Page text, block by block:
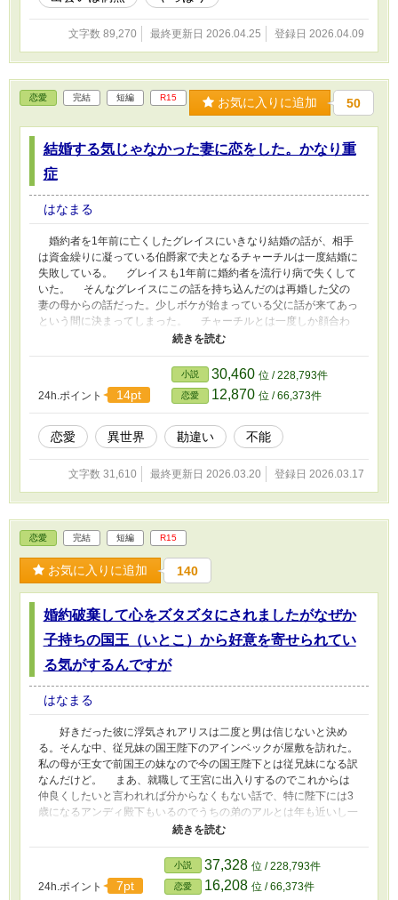
文字数 89,270 最終更新日 2026.04.25 登録日 2026.04.09
恋愛 完結 短編 R15 お気に入りに追加 50
結婚する気じゃなかった妻に恋をした。かなり重
症
はなまる
婚約者を1年前に亡くしたグレイスにいきなり結婚の話が、相手
は資金繰りに凝っている伯爵家で夫となるチャーチルは一度結婚に
失敗している。 グレイスも1年前に婚約者を流行り病で失くして
いた。 そんなグレイスにこの話を持ち込んだのは再婚した父の
妻の母からの話だった。少しボケが始まっている父に話が来てあっ
という間に決まってしまった。 チャーチルとは一度しか顔合わ
せしていなくて、その時言われたのが白い結婚にしようと言う話。
ええ、そっちが望むなら好都合とばかりに契約書を作りいざ、結
婚。 どうせチャーチルは外に愛人か女性がいるんだと思ったグ
レイスは干渉しない事にしようと決めていたがそんな影はないと兄
から聞かされた。 おまけにチャーチルのご両親は白い結婚だと
は思っていなくて孫の顔が早く見たいとか。まあ、この話は両親に
も秘密って事だろうけどどうするつもり？と思うとチャーチルがち
ゃんと両親に話しをしてくれた。もちろん白い結婚は内緒で。
そういうところは好感が持てた。 グレイスはそんな事より我が
オーブ子爵家は薬草や薬を扱っていて続けたかった薬の予防薬の研
異世界妄想のお話です。誤字脱字どうかご容赦下さい。他のサイト
にも投稿しています。最後までどうぞよろしくお願いします。応援
頂けるとすごく励みになります。
24h.ポイント 14pt
小説 30,460 位 / 228,793件
恋愛 12,870 位 / 66,373件
恋愛 異世界 勘違い 不能
文字数 31,610 最終更新日 2026.03.20 登録日 2026.03.17
恋愛 完結 短編 R15
お気に入りに追加 140
婚約破棄して心をズタズタにされましたがなぜか
子持ちの国王（いとこ）から好意を寄せられてい
る気がするんですが
はなまる
好きだった彼に浮気されアリスは二度と男は信じないと決め
る。そんな中、従兄妹の国王陛下のアインベックが屋敷を訪れた。
私の母が王女で前国王の妹なので今の国王陛下とは従兄妹になる訳
なんだけど。 まあ、就職して王宮に出入りするのでこれからは
仲良くしたいと言われれば分からなくもない話で、特に陛下には3
歳になるアンディ殿下もいるのでうちの弟のアルとは年も近いし一
緒に遊ぶにはいいとは思う。 アインベック陛下は結婚してい
たけどお妃様はアンディが生まれて少し後で亡くなっている。
そんな中アンディ殿下と知り合って仲良くなり陛下との距離も一層
近くなって益々頼りにされて‥私って好意を寄せられてる？うう
ん、まさかね。 異世界妄想話です。短編予定。他のサイトにも投
24h.ポイント 7pt
小説 37,328 位 / 228,793件
恋愛 16,208 位 / 66,373件